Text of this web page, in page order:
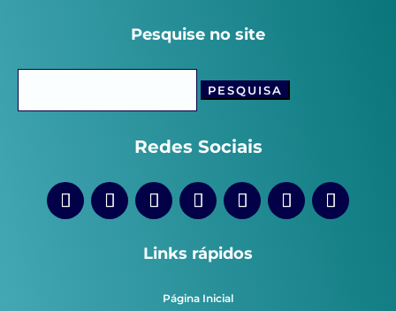
Pesquise no site
Redes Sociais
Links rápidos
Página Inicial